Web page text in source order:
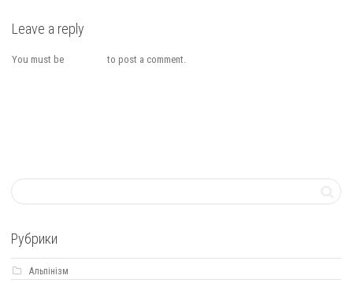
Leave a reply
You must be to post a comment.
Рубрики
Альпінізм